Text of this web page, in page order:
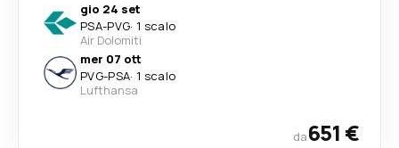
gio 24 set
PSA-PVG· 1 scalo
Air Dolomiti
mer 07 ott
PVG-PSA· 1 scalo
Lufthansa
da651 €